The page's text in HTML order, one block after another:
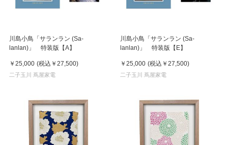
川島小鳥「サランラン (Sa-
lanlan)」 特装版【A】
￥25,000 (税込 ￥27,500)
二子玉川 蔦屋家電
川島小鳥「サランラン (Sa-
lanlan)」 特装版【E】
￥25,000 (税込 ￥27,500)
二子玉川 蔦屋家電